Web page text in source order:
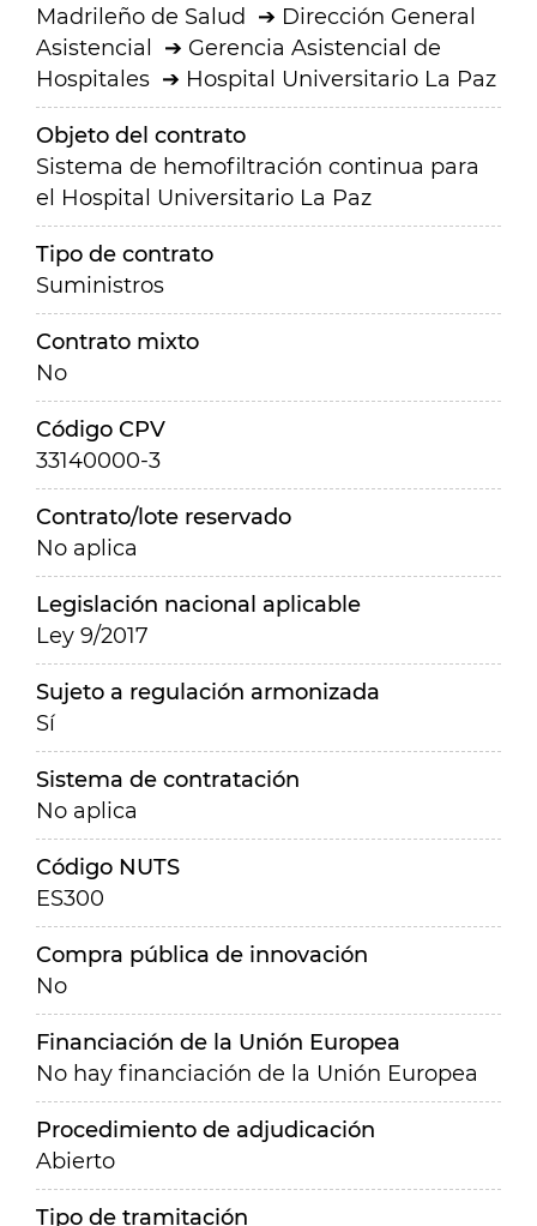
Madrileño de Salud
Dirección General
Asistencial
Gerencia Asistencial de
Hospitales
Hospital Universitario La Paz
Objeto del contrato
Sistema de hemofiltración continua para
el Hospital Universitario La Paz
Tipo de contrato
Suministros
Contrato mixto
No
Código CPV
33140000-3
Contrato/lote reservado
No aplica
Legislación nacional aplicable
Ley 9/2017
Sujeto a regulación armonizada
Sí
Sistema de contratación
No aplica
Código NUTS
ES300
Compra pública de innovación
No
Financiación de la Unión Europea
No hay financiación de la Unión Europea
Procedimiento de adjudicación
Abierto
Tipo de tramitación